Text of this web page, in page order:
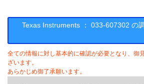
Texas Instruments ： 033-607302 の
全ての情報に対し基本的に確認が必要となり、御
ざいます。
あらかじめ御了承願います。